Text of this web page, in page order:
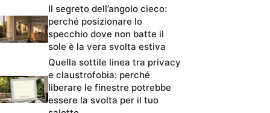
Il segreto dell’angolo cieco:
perché posizionare lo
specchio dove non batte il
sole è la vera svolta estiva
Quella sottile linea tra privacy
e claustrofobia: perché
liberare le finestre potrebbe
essere la svolta per il tuo